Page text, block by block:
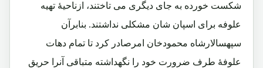
شکست خورده به جای دیگری می تاختند، ازناحیۀ تهیه
علوفه برای اسپان شان مشکلی نداشتند. بنابرآن
سپهسالارشاه محمودخان امرصادر کرد تا تمام دهات
علوفۀ طرف ضرورت خود را نگهداشته متباقی آنرا حریق